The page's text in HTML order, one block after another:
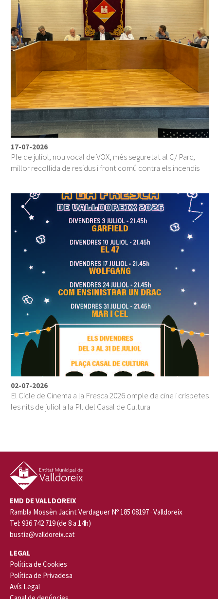
17-07-2026
Ple de juliol; nou vocal de VOX, més seguretat al C/ Parc,
millor recollida de residus i front comú contra els incendis
02-07-2026
El Cicle de Cinema a la Fresca 2026 omple de cine i crispetes
les nits de juliol a la Pl. del Casal de Cultura
EMD DE VALLDOREIX
Rambla Mossèn Jacint Verdaguer Nº 185 08197 · Valldoreix
Tel: 936 742 719 (de 8 a 14h)
bustia@valldoreix.cat
LEGAL
Política de Cookies
Política de Privadesa
Avís Legal